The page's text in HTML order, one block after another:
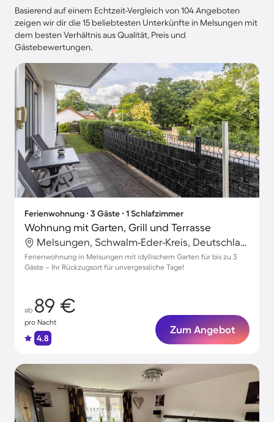
Basierend auf einem Echtzeit-Vergleich von 104 Angeboten
zeigen wir dir die 15 beliebtesten Unterkünfte in Melsungen mit
dem besten Verhältnis aus Qualität, Preis und
Gästebewertungen.
Ferienwohnung ∙ 3 Gäste ∙ 1 Schlafzimmer
Wohnung mit Garten, Grill und Terrasse
Melsungen, Schwalm-Eder-Kreis, Deutschland
Ferienwohnung in Melsungen mit idyllischem Garten für bis zu 3
Gäste – Ihr Rückzugsort für unvergessliche Tage!
ab 89 €
pro Nacht
4.8
Zum Angebot